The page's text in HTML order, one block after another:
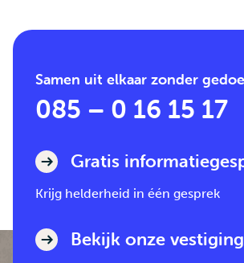
Samen uit elkaar zonder
085 – 0 16 15 17
Gratis
Krijg helderheid in één gesprek
Bekijk onze